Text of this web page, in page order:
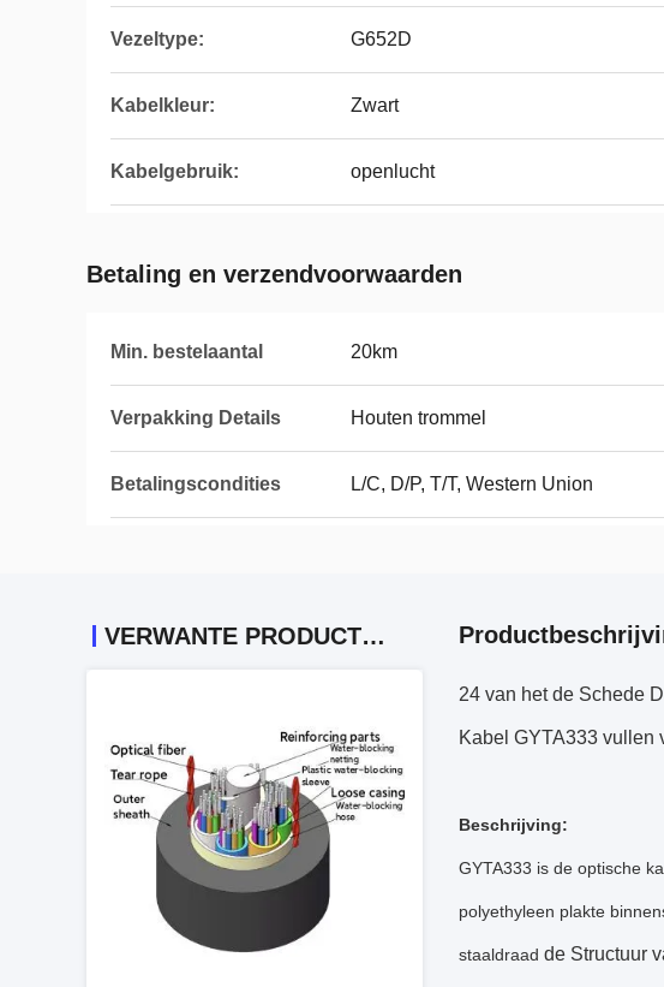
Vezeltype: G652D
Kabelkleur: Zwart
Kabelgebruik: openlucht
Betaling en verzendvoorwaarden
Min. bestelaantal 20km
Verpakking Details Houten trommel
Betalingscondities L/C, D/P, T/T, Western Union
VERWANTE PRODUCTEN
24 van het de Schede
Kabel GYTA333 vullen
Beschrijving:
GYTA333 is de optische
polyethyleen plakte
staaldraad de Structuur